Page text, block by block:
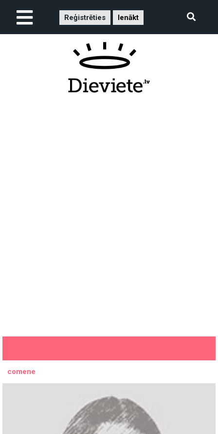
Reģistrēties Ienākt
comene